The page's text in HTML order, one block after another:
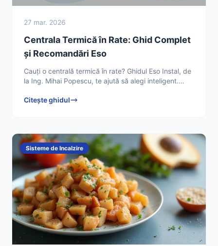
27 mar. 2026
Centrala Termică în Rate: Ghid Complet
și Recomandări Eso
Cauți o centrală termică în rate? Ghidul Eso Instal, de
la Ing. Mihai Popescu, te ajută să alegi inteligent.
Citește ghidul
Sisteme de Incalzire